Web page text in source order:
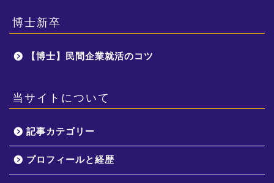
博士新卒
【博士】民間企業就活のコツ
当サイトについて
記事カテゴリー
プロフィールと経歴